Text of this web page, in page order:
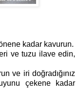
kadar kavurun.
ve tuzu ilave edin,
ve iri doğradığınız
çekene kadar